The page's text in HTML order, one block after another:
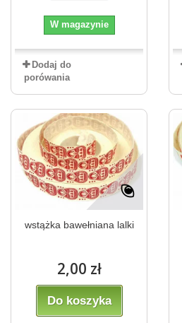
W magazynie
Dodaj do
porówania
wstążka bawełniana lalki
2,00 zł
Do koszyka